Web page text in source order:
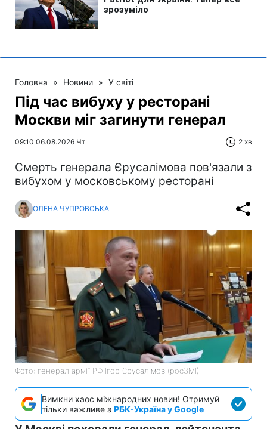
Головна » Новини » У світі
Під час вибуху у ресторані
Москви міг загинути генерал
09:10 06.08.2026 Чт 2 хв
Смерть генерала Єрусалімова пов'язали з
вибухом у московському ресторані
ОЛЕНА ЧУПРОВСЬКА
Фото: генерал армії РФ Ігор Єрусалімов (росЗМІ)
Вимкни хаос міжнародних новин! Отримуй
тільки важливе з РБК-Україна у Google